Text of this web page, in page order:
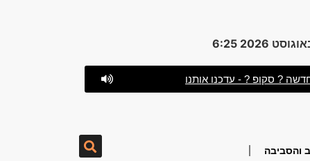
? סקופ ? - עדכנו אותנו
והסביבה